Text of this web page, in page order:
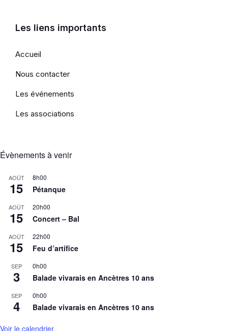
Les liens importants
Accueil
Nous contacter
Les événements
Les associations
Évènements à venir
AOÛT
15
8h00
Pétanque
AOÛT
15
20h00
Concert – Bal
AOÛT
15
22h00
Feu d’artifice
SEP
3
0h00
Balade vivarais en Ancètres 10 ans
SEP
4
0h00
Balade vivarais en Ancètres 10 ans
Voir le calendrier